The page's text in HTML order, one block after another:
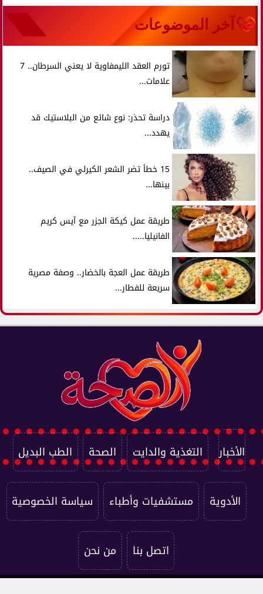
آخر الموضوعات
تورم العقد الليمفاوية لا يعني السرطان.. 7
علامات...
دراسة تحذر: نوع شائع من البلاستيك قد
يهدد...
15 خطأ تضر الشعر الكيرلي في الصيف..
بينها...
طريقة عمل كيكة الجزر مع آيس كريم
الفانيليا.....
طريقة عمل العجة بالخضار.. وصفة مصرية
سريعة للفطار...
الأخبار التغذية والدايت الصحة الطب البديل
الأدوية مستشفيات وأطباء سياسة الخصوصية
اتصل بنا من نحن